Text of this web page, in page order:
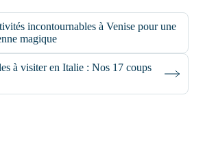
incontournables à Venise pour une
magique
à visiter en Italie : Nos 17 coups